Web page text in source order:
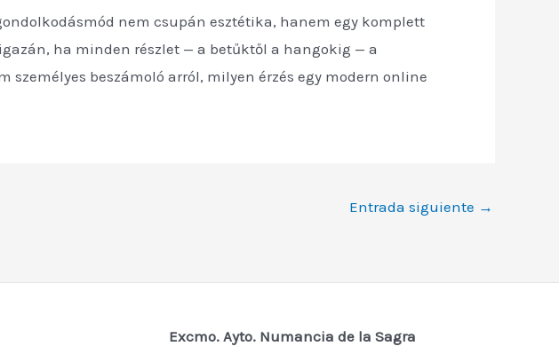
nem csupán esztétika, hanem egy komplett
ha minden részlet — a betűktől a hangokig — a
beszámoló arról, milyen érzés egy modern online
Entrada siguiente →
Excmo. Ayto. Numancia de la Sagra